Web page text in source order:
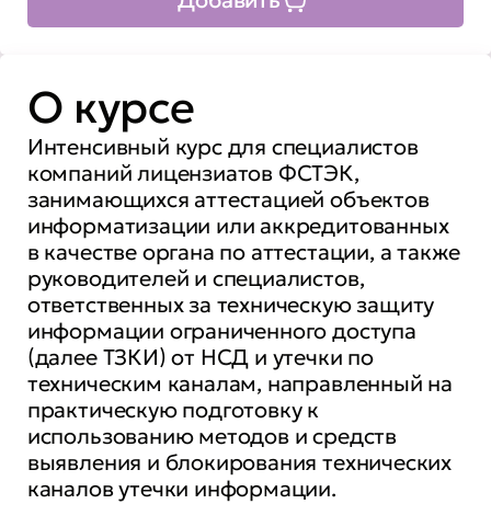
О курсе
Интенсивный курс для специалистов
компаний лицензиатов ФСТЭК,
занимающихся аттестацией объектов
информатизации или аккредитованных
в качестве органа по аттестации, а также
руководителей и специалистов,
ответственных за техническую защиту
информации ограниченного доступа
(далее ТЗКИ) от НСД и утечки по
техническим каналам, направленный на
практическую подготовку к
использованию методов и средств
выявления и блокирования технических
каналов утечки информации.